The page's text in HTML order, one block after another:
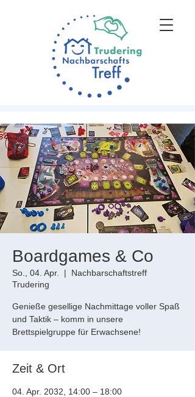
Boardgames & Co
So., 04. Apr.
  |
Nachbarschaftstreff
Trudering
Genieße gesellige Nachmittage voller Spaß
und Taktik – komm in unsere
Brettspielgruppe für Erwachsene!
Zeit & Ort
04. Apr. 2032, 14:00 – 18:00